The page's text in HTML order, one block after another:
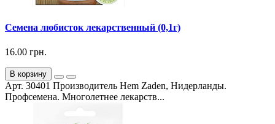
Семена любисток лекарственный (0,1г)
16.00 грн.
В корзину
Арт. 30401 Производитель Hem Zaden, Нидерланды.
Профсемена. Многолетнее лекарств...